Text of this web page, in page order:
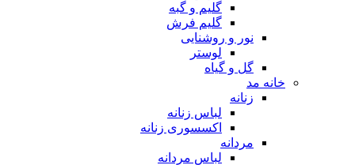
گلیم و گبه
گلیم فرش
نور و روشنایی
لوستر
گل و گیاه
خانه مد
زنانه
لباس زنانه
اکسسوری زنانه
مردانه
لباس مردانه